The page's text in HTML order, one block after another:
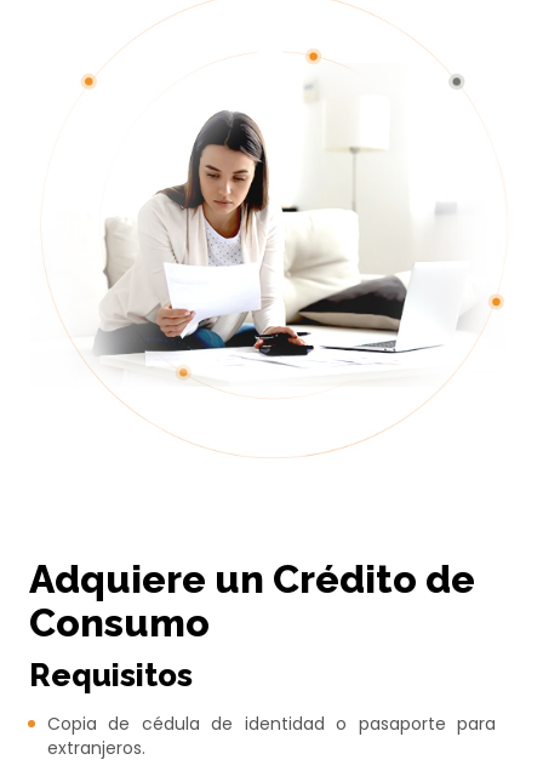
Adquiere un Crédito de
Consumo
Requisitos
Copia de cédula de identidad o pasaporte para
extranjeros.